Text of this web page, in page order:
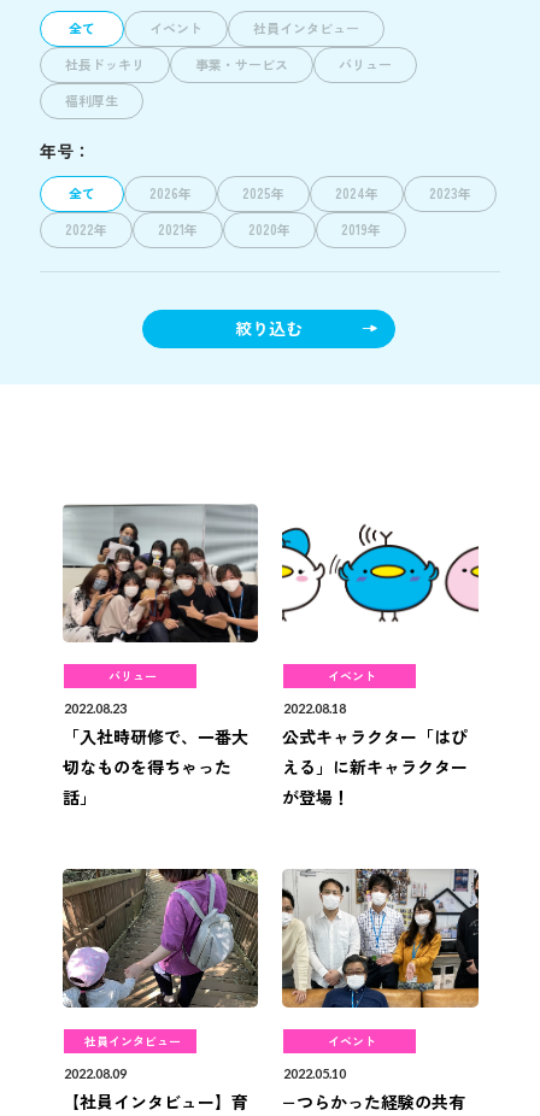
全て イベント
社員インタビュー
社長ドッキリ
事業・サービス
バリュー
福利厚生
年号：
全て 2026年 2025年 2024年
2023年
2022年
2021年 2020年 2019年
絞り込む
バリュー
2022.08.23
「入社時研修で、一番大
切なものを得ちゃった
話」
イベント
2022.08.18
公式キャラクター「はぴ
える」に新キャラクター
が登場！
社員インタビュー
2022.08.09
【社員インタビュー】育
イベント
2022.05.10
−つらかった経験の共有